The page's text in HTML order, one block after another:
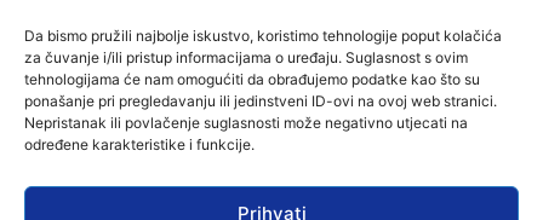
Da bismo pružili najbolje iskustvo, koristimo tehnologije poput kolačića
za čuvanje i/ili pristup informacijama o uređaju. Suglasnost s ovim
tehnologijama će nam omogućiti da obrađujemo podatke kao što su
ponašanje pri pregledavanju ili jedinstveni ID-ovi na ovoj web stranici.
Nepristanak ili povlačenje suglasnosti može negativno utjecati na
određene karakteristike i funkcije.
Prihvati
Autoklub Vinkovci u rujnu će obilježiti
stotu godišnjicu djelovanja
7 kolovoza, 2026
Aktualno
Divlja liga
7 kolovoza, 2026